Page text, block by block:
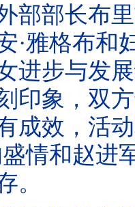
部部长布
·雅格布和
进步与发
印象，双
成效，活
情和赵进
。